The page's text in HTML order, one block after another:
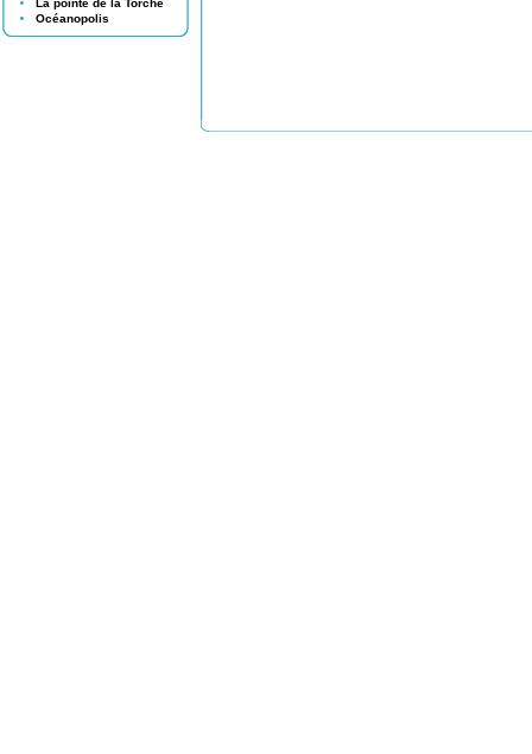
La pointe de la Torche
Océanopolis